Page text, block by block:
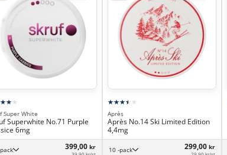
Super White
Superwhite No.71 Purple
6mg
-pack 399,00 kr
Après
Après No.14 Ski Limited Edition
4,4mg
10 -pack 299,00 kr